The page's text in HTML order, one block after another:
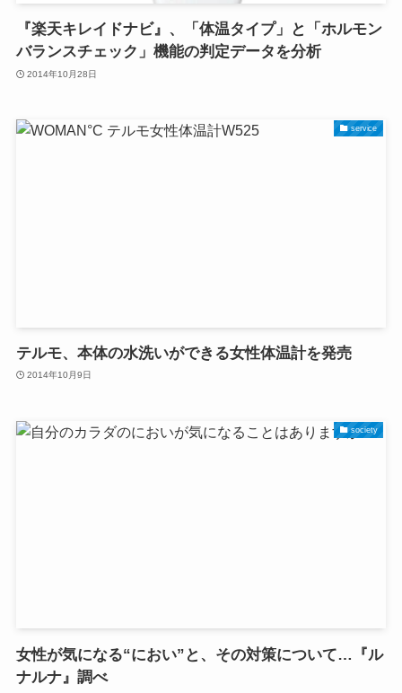
『楽天キレイドナビ』、「体温タイプ」と「ホルモン
バランスチェック」機能の判定データを分析
2014年10月28日
service
テルモ、本体の水洗いができる女性体温計を発売
2014年10月9日
society
女性が気になる“におい”と、その対策について…『ル
ナルナ』調べ